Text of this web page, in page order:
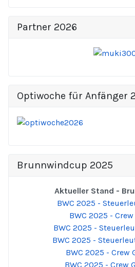
Partner 2026
Optiwoche für Anfänger
Brunnwindcup 2025
Aktueller Stand -
BWC 2025 -
BWC 2025 -
BWC 2025 -
BWC 2025 -
BWC 2025 - Crew
BWC 2025 - Crew